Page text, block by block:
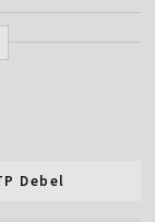
Debel